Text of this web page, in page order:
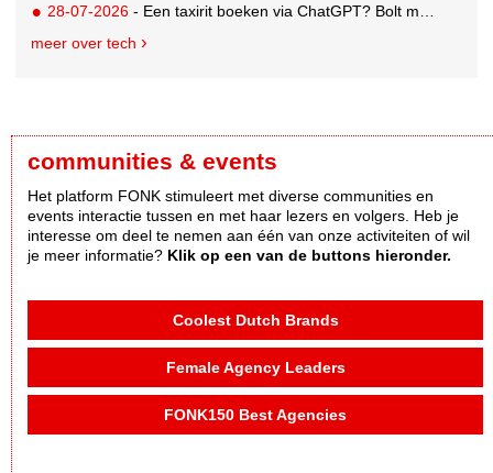
28-07-2026 - Een taxirit boeken via ChatGPT? Bolt maakt het mogelijk
meer over tech
communities & events
Het platform FONK stimuleert met diverse communities en
events interactie tussen en met haar lezers en volgers. Heb je
interesse om deel te nemen aan één van onze activiteiten of wil
je meer informatie? Klik op een van de buttons hieronder.
Coolest Dutch Brands
Female Agency Leaders
FONK150 Best Agencies